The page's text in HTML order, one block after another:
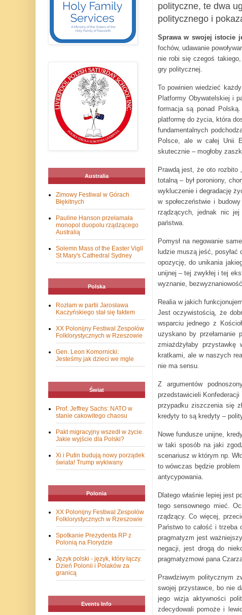
polityczne, te dwa
politycznego i
Sprawa w swojej istocie
fochów, udawanie
nie robi się czegoś
gry politycznej.
To powinien wiedzieć
Platformy Obywatelskiej i
formacja są ponad
platformę do życia, która
fundamentalnych
Polsce, ale w całej Unii
skutecznie – mogłoby
Prawdą jest, że oto rozbito
totalną – był poroniony,
wykluczenie i degradację
w społeczeństwie i
rządzących, jednak nic
państwa.
Pomysł na negowanie
ludzie muszą jeść, posyłać
opozycję, do unikania
unijnej – tej zwykłej i tej
wyznanie,
Realia w jakich
Jest oczywistością, że
wsparciu jednego z
uzyskano by przełamanie
zmiażdżyłaby
kratkami, ale w naszych
nie ma sensu.
Z argumentów
przedstawicieli
przypadku ziszczenia się
kredyty to są kredyty –
Nowe fundusze unijne,
w taki sposób na jaki
scenariusz w którym np.
to wówczas będzie
antycypowania.
Dlatego właśnie lepiej jest
tego sensownego mieć.
rządzący. Co więcej,
Państwo to całość i trzeba
pragmatyzm jest
negacji, jest drogą do
pragmatyzmowi pana
Prawdziwym politycznym
swojej przystawce, bo nie
jego wizja aktywności
zdecydowali pomoże i
Australia
Zimowy Festiwal w Górach
Błękitnych
Pauline Hanson przełamała
monopol duopolu rządzącego
Australią
Solemn Mass of the Easter Vigil
St Mary's Cathedral Sydney
Polska
Rozłam w partii Jarosława
Kaczyńskiego stał się faktem
XX Polonijny Festiwal Zespołów
Folklorystycznych w Rzeszowie
Gen. Leon Komornicki:
Jesteśmy jak dzieci we mgle
Świat
Prof. Jeffrey Sachs: NATO w
stanie cakowitego chaosu
Pakt migracyjny wszedł w życie.
Jakie wyjście dla Polski?
Xi i Putin budują nowy porządek
świata! Trump wykiwany
Polonia
XX Polonijny Festiwal Zespołów
Folklorystycznych w Rzeszowie
Spotkanie Prezydenta RP z
Polonią na Florydzie
Język polski - język, który łączy.
Dzień Polonii i Polaków za
granicą
Events Info